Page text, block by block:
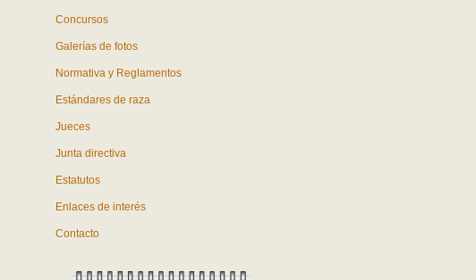
Concursos
Galerías de fotos
Normativa y Reglamentos
Estándares de raza
Jueces
Junta directiva
Estatutos
Enlaces de interés
Contacto